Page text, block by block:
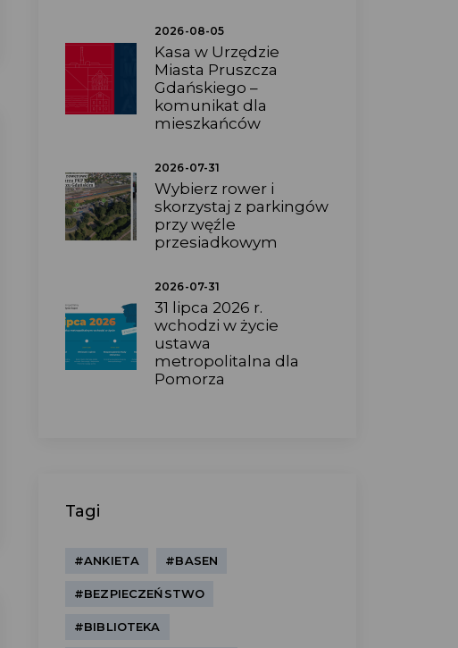
2026-08-05
Kasa w Urzędzie
Miasta Pruszcza
Gdańskiego –
komunikat dla
mieszkańców
2026-07-31
Wybierz rower i
skorzystaj z parkingów
przy węźle
przesiadkowym
2026-07-31
31 lipca 2026 r.
wchodzi w życie
ustawa
metropolitalna dla
Pomorza
Tagi
#ANKIETA #BASEN
#BEZPIECZEŃSTWO
#BIBLIOTEKA